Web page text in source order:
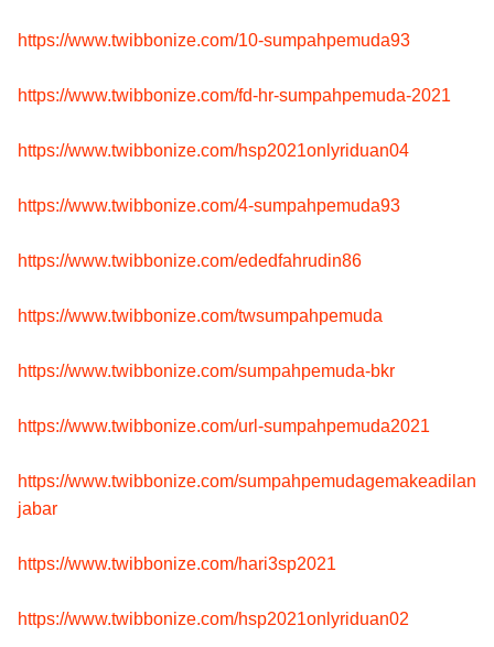
https://www.twibbonize.com/10-sumpahpemuda93
https://www.twibbonize.com/fd-hr-sumpahpemuda-2021
https://www.twibbonize.com/hsp2021onlyriduan04
https://www.twibbonize.com/4-sumpahpemuda93
https://www.twibbonize.com/ededfahrudin86
https://www.twibbonize.com/twsumpahpemuda
https://www.twibbonize.com/sumpahpemuda-bkr
https://www.twibbonize.com/url-sumpahpemuda2021
https://www.twibbonize.com/sumpahpemudagemakeadilan
jabar
https://www.twibbonize.com/hari3sp2021
https://www.twibbonize.com/hsp2021onlyriduan02